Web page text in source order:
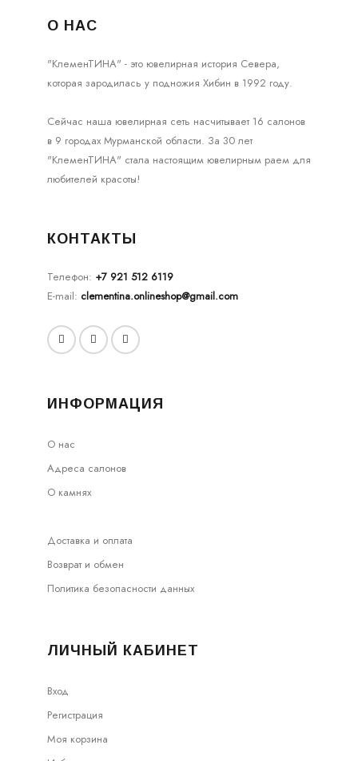
О НАС
"КлеменТИНА" - это ювелирная история Севера,
которая зародилась у подножия Хибин в 1992 году.
Сейчас наша ювелирная сеть насчитывает 16 салонов
в 9 городах Мурманской области. За 30 лет
"КлеменТИНА" стала настоящим ювелирным раем для
любителей красоты!
КОНТАКТЫ
Телефон: +7 921 512 6119
E-mail: clementina.onlineshop@gmail.com
ИНФОРМАЦИЯ
О нас
Адреса салонов
О камнях
Доставка и оплата
Возврат и обмен
Политика безопасности данных
ЛИЧНЫЙ КАБИНЕТ
Вход
Регистрация
Моя корзина